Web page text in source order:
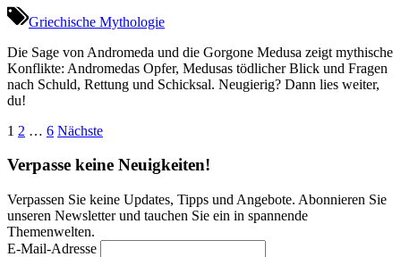
Griechische Mythologie
Die Sage von Andromeda und die Gorgone Medusa zeigt mythische
Konflikte: Andromedas Opfer, Medusas tödlicher Blick und Fragen
nach Schuld, Rettung und Schicksal. Neugierig? Dann lies weiter,
du!
Seitennummerierung
der
Beiträge
1 2 … 6 Nächste
Verpasse keine Neuigkeiten!
Verpassen Sie keine Updates, Tipps und Angebote. Abonnieren Sie
unseren Newsletter und tauchen Sie ein in spannende
Themenwelten.
E-Mail-Adresse